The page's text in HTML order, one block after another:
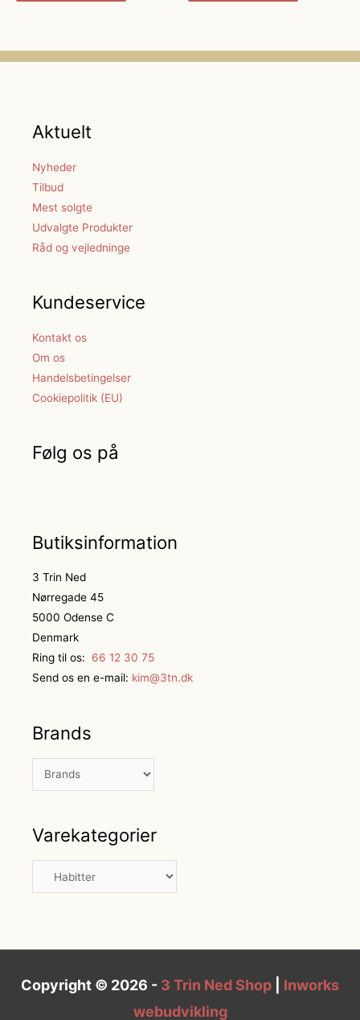
Aktuelt
Nyheder
Tilbud
Mest solgte
Udvalgte Produkter
Råd og vejledninge
Kundeservice
Kontakt os
Om os
Handelsbetingelser
Cookiepolitik (EU)
Følg os på
Butiksinformation
3 Trin Ned
Nørregade 45
5000 Odense C
Denmark
Ring til os:
66 12 30 75
Send os en e-mail: kim@3tn.dk
Brands
Varekategorier
Copyright © 2026 - 3 Trin Ned Shop
Inworks
webudvikling